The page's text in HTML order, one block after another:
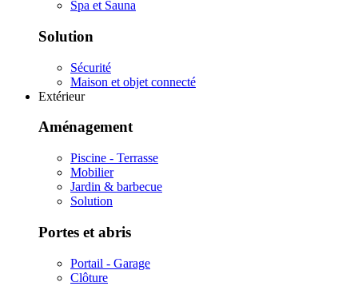
Spa et Sauna
Solution
Sécurité
Maison et objet connecté
Extérieur
Aménagement
Piscine - Terrasse
Mobilier
Jardin & barbecue
Solution
Portes et abris
Portail - Garage
Clôture